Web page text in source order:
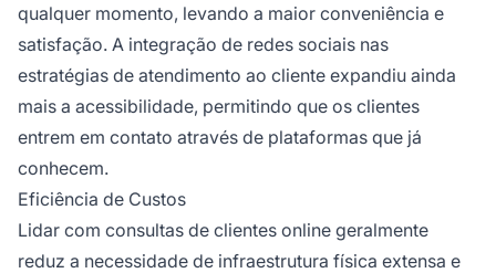
qualquer momento, levando a maior conveniência e
satisfação. A integração de redes sociais nas
estratégias de atendimento ao cliente expandiu ainda
mais a acessibilidade, permitindo que os clientes
entrem em contato através de plataformas que já
conhecem.
Eficiência de Custos
Lidar com consultas de clientes online geralmente
reduz a necessidade de infraestrutura física extensa e